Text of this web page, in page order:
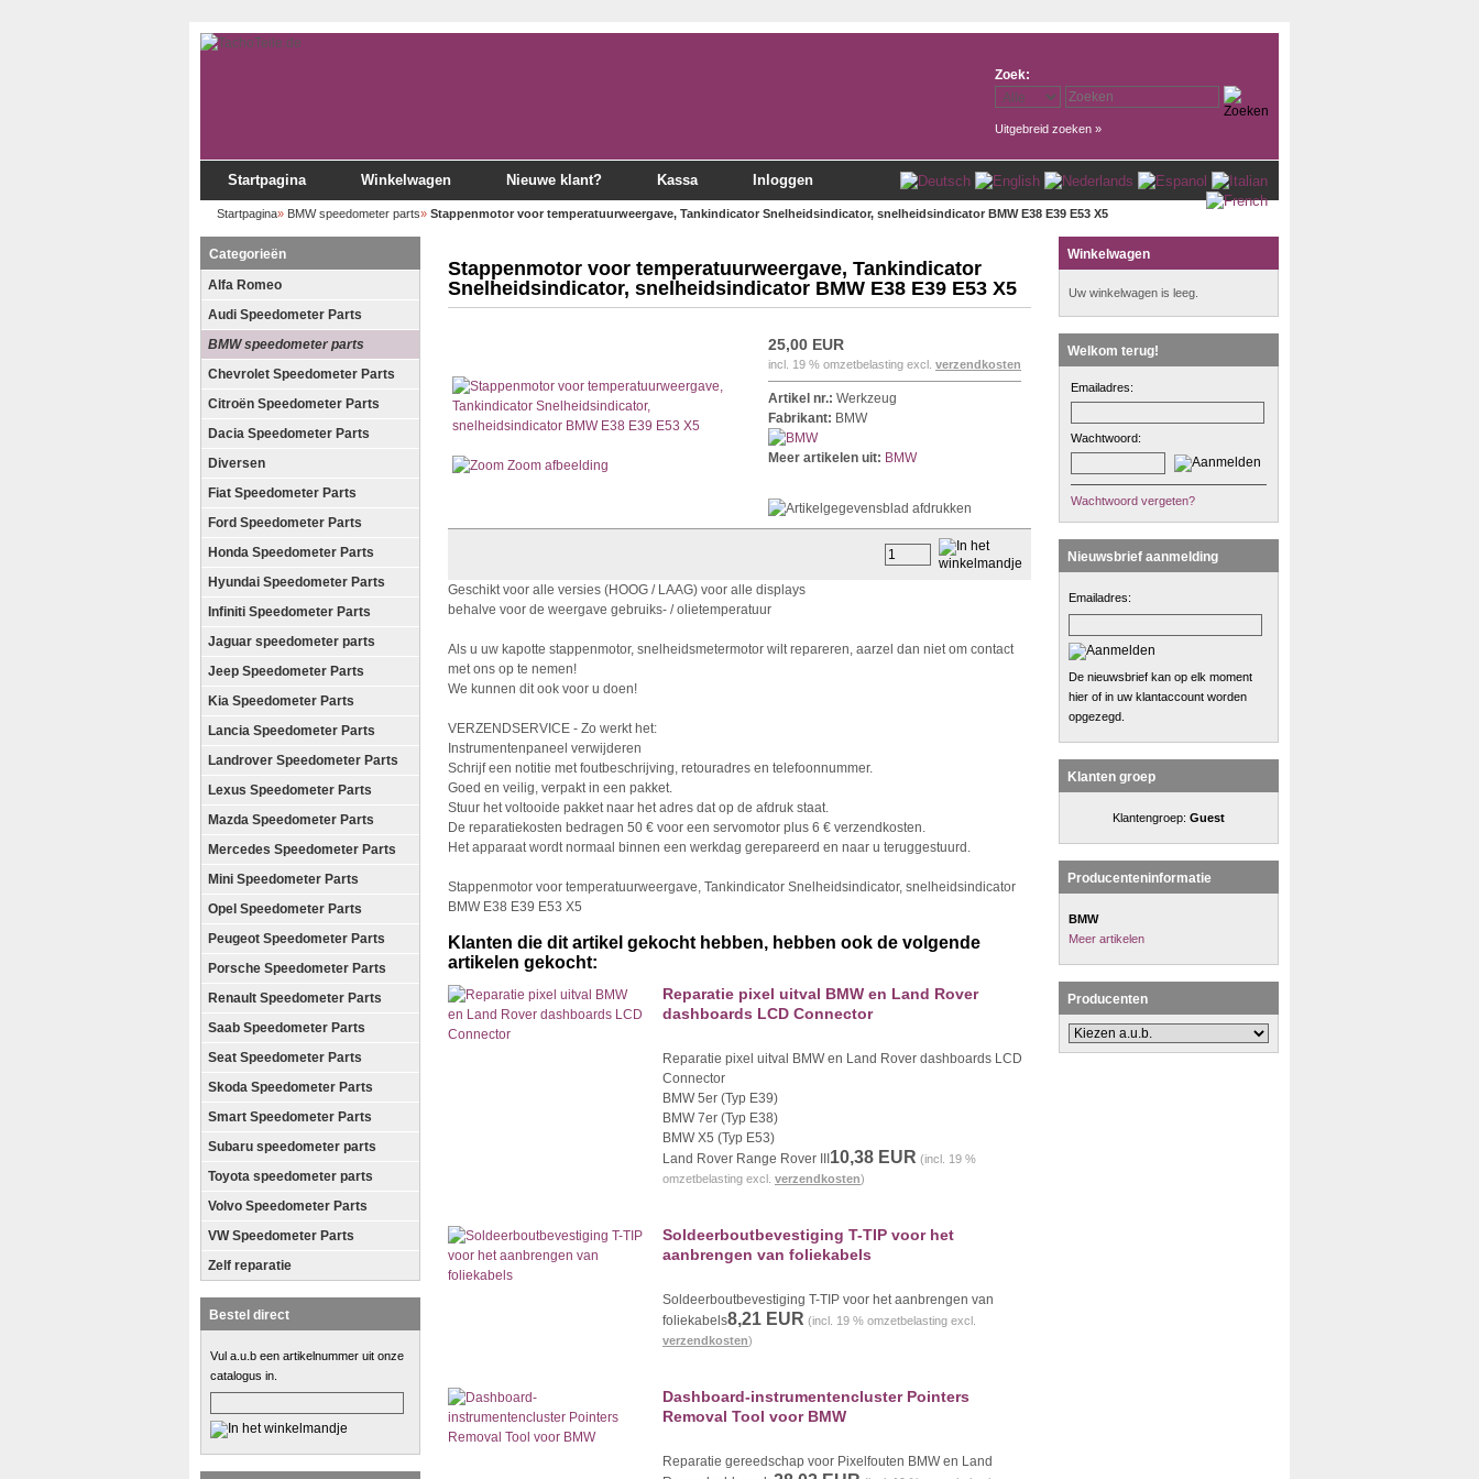
Zoek:
Uitgebreid zoeken »
Startpagina Winkelwagen Nieuwe klant? Kassa Inloggen
Startpagina» BMW speedometer parts» Stappenmotor voor temperatuurweergave, Tankindicator Snelheidsindicator, snelheidsindicator BMW E38 E39 E53 X5
Categorieën
Alfa Romeo
Audi Speedometer Parts
BMW speedometer parts
Chevrolet Speedometer Parts
Citroën Speedometer Parts
Dacia Speedometer Parts
Diversen
Fiat Speedometer Parts
Ford Speedometer Parts
Honda Speedometer Parts
Hyundai Speedometer Parts
Infiniti Speedometer Parts
Jaguar speedometer parts
Jeep Speedometer Parts
Kia Speedometer Parts
Lancia Speedometer Parts
Landrover Speedometer Parts
Lexus Speedometer Parts
Mazda Speedometer Parts
Mercedes Speedometer Parts
Mini Speedometer Parts
Opel Speedometer Parts
Peugeot Speedometer Parts
Porsche Speedometer Parts
Renault Speedometer Parts
Saab Speedometer Parts
Seat Speedometer Parts
Skoda Speedometer Parts
Smart Speedometer Parts
Subaru speedometer parts
Toyota speedometer parts
Volvo Speedometer Parts
VW Speedometer Parts
Zelf reparatie
Bestel direct
Vul a.u.b een artikelnummer uit onze
catalogus in.
Stappenmotor voor temperatuurweergave, Tankindicator
Snelheidsindicator, snelheidsindicator BMW E38 E39 E53 X5
Zoom afbeelding
25,00 EUR
incl. 19 % omzetbelasting excl. verzendkosten
Artikel nr.: Werkzeug
Fabrikant: BMW
Meer artikelen uit: BMW
Geschikt voor alle versies (HOOG / LAAG) voor alle displays
behalve voor de weergave gebruiks- / olietemperatuur
Als u uw kapotte stappenmotor, snelheidsmetermotor wilt repareren, aarzel dan niet om contact
met ons op te nemen!
We kunnen dit ook voor u doen!
VERZENDSERVICE - Zo werkt het:
Instrumentenpaneel verwijderen
Schrijf een notitie met foutbeschrijving, retouradres en telefoonnummer.
Goed en veilig, verpakt in een pakket.
Stuur het voltooide pakket naar het adres dat op de afdruk staat.
De reparatiekosten bedragen 50 € voor een servomotor plus 6 € verzendkosten.
Het apparaat wordt normaal binnen een werkdag gerepareerd en naar u teruggestuurd.
Stappenmotor voor temperatuurweergave, Tankindicator Snelheidsindicator, snelheidsindicator
BMW E38 E39 E53 X5
Klanten die dit artikel gekocht hebben, hebben ook de volgende
artikelen gekocht:
Reparatie pixel uitval BMW en Land Rover
dashboards LCD Connector
Reparatie pixel uitval BMW en Land Rover dashboards LCD
Connector
BMW 5er (Typ E39)
BMW 7er (Typ E38)
BMW X5 (Typ E53)
Land Rover Range Rover III 10,38 EUR (incl. 19 %
omzetbelasting excl. verzendkosten)
Soldeerboutbevestiging T-TIP voor het
aanbrengen van foliekabels
Soldeerboutbevestiging T-TIP voor het aanbrengen van
foliekabels8,21 EUR (incl. 19 % omzetbelasting excl.
verzendkosten)
Dashboard-instrumentencluster Pointers
Removal Tool voor BMW
Reparatie gereedschap voor Pixelfouten BMW en Land
Winkelwagen
Uw winkelwagen is leeg.
Welkom terug!
Emailadres:
Wachtwoord:
Wachtwoord vergeten?
Nieuwsbrief aanmelding
Emailadres:
De nieuwsbrief kan op elk moment
hier of in uw klantaccount worden
opgezegd.
Klanten groep
Klantengroep: Guest
Producenteninformatie
BMW
Meer artikelen
Producenten